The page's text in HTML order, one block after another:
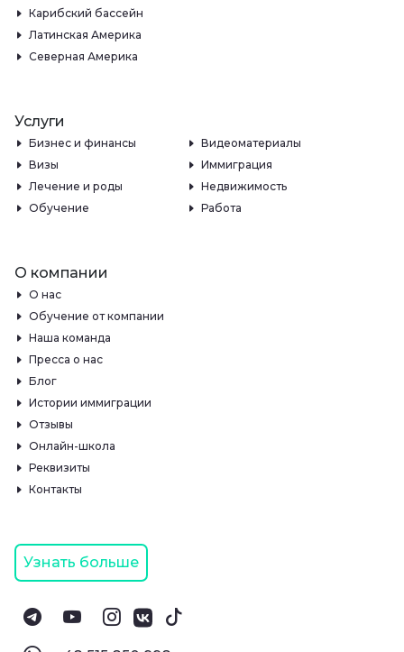
Карибский бассейн
Латинская Америка
Северная Америка
Услуги
Бизнес и финансы
Видеоматериалы
Визы
Иммиграция
Лечение и роды
Недвижимость
Обучение
Работа
О компании
О нас
Обучение от компании
Наша команда
Пресса о нас
Блог
Истории иммиграции
Отзывы
Онлайн-школа
Реквизиты
Контакты
Узнать больше